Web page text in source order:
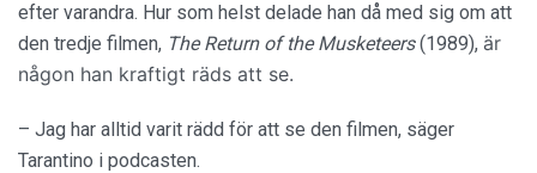
efter varandra. Hur som helst delade han då med sig om att
den tredje filmen, The Return of the Musketeers(1989), är
någon han kraftigt räds att se.
– Jag har alltid varit rädd för att se den filmen, säger
Tarantino i podcasten.